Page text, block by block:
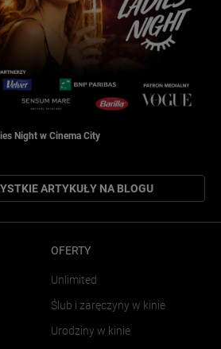
Night w Cinema City
ARTYKUŁY NA BLOGU
OFERTY
Unlimited
Ślub i zaręczyny w kinie
Urodziny w kinie